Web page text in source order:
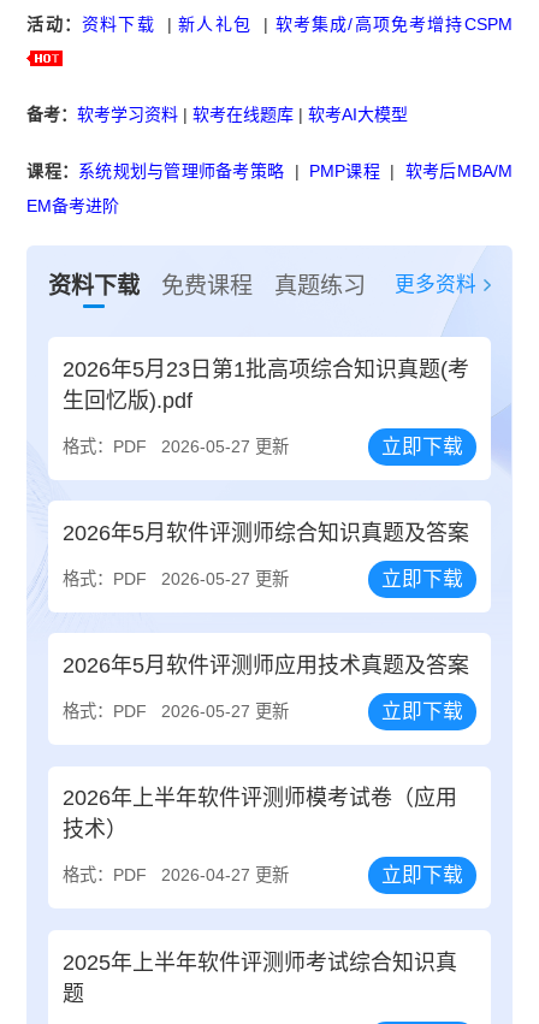
活动： 资料下载 |新人礼包 | 软考集成/高项免考增持CSPM
备考：软考学习资料 |软考在线题库 |软考AI大模型
课程： 系统规划与管理师备考策略 | PMP课程| 软考后MBA/M
EM备考进阶
资料下载 免费课程 真题练习 更多资料
2026年5月23日第1批高项综合知识真题(考
生回忆版).pdf
格式：PDF 2026-05-27 更新 立即下载
2026年5月软件评测师综合知识真题及答案
格式：PDF 2026-05-27 更新 立即下载
2026年5月软件评测师应用技术真题及答案
格式：PDF 2026-05-27 更新 立即下载
2026年上半年软件评测师模考试卷（应用
技术）
格式：PDF 2026-04-27 更新 立即下载
2025年上半年软件评测师考试综合知识真
题